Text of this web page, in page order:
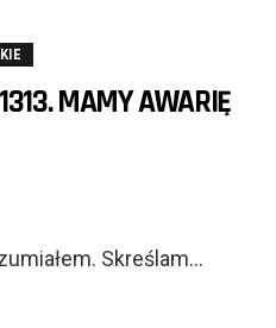
MAMY AWARIĘ
Skreślam…